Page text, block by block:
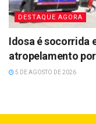
DESTAQUE AGORA
Idosa é socorrida
atropelamento
5 DE AGOSTO DE 2026